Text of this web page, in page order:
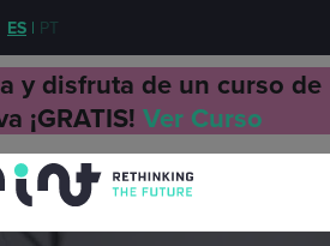
ES | PT
y disfruta de un curso de
¡GRATIS! Ver Curso